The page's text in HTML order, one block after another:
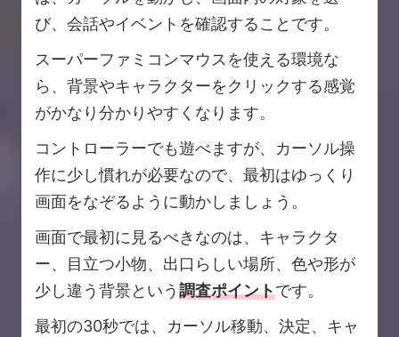
び、会話やイベントを確認することです。
スーパーファミコンマウスを使える環境な
ら、背景やキャラクターをクリックする感覚
がかなり分かりやすくなります。
コントローラーでも遊べますが、カーソル操
作に少し慣れが必要なので、最初はゆっくり
画面をなぞるように動かしましょう。
画面で最初に見るべきなのは、キャラクタ
ー、目立つ小物、出口らしい場所、色や形が
少し違う背景という調査ポイントです。
最初の30秒では、カーソル移動、決定、キャ